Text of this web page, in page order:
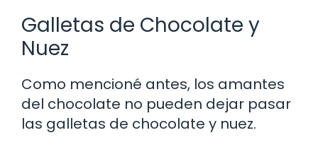
Galletas de Chocolate y
Nuez
Como mencioné antes, los amantes
del chocolate no pueden dejar pasar
las galletas de chocolate y nuez.